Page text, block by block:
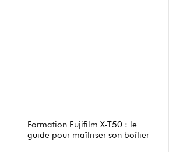
Formation Fujifilm X-T50 : le
guide pour maîtriser son boîtier